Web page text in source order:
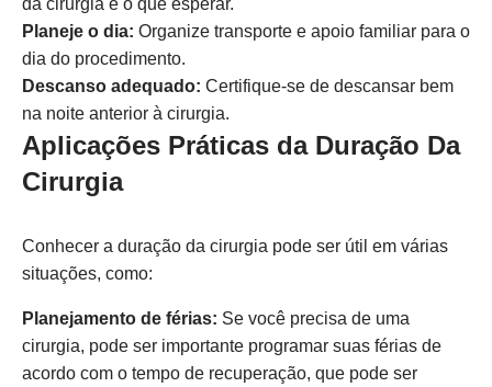
da cirurgia e o que esperar.
Planeje o dia: Organize transporte e apoio familiar para o
dia do procedimento.
Descanso adequado: Certifique-se de descansar bem
na noite anterior à cirurgia.
Aplicações Práticas da Duração Da
Cirurgia
Conhecer a duração da cirurgia pode ser útil em várias
situações, como:
Planejamento de férias: Se você precisa de uma
cirurgia, pode ser importante programar suas férias de
acordo com o tempo de recuperação, que pode ser